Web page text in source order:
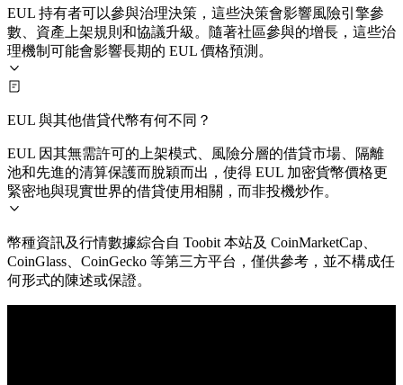
EUL 持有者可以參與治理決策，這些決策會影響風險引擎參
數、資產上架規則和協議升級。隨著社區參與的增長，這些治
理機制可能會影響長期的 EUL 價格預測。
EUL 與其他借貸代幣有何不同？
EUL 因其無需許可的上架模式、風險分層的借貸市場、隔離
池和先進的清算保護而脫穎而出，使得 EUL 加密貨幣價格更
緊密地與現實世界的借貸使用相關，而非投機炒作。
幣種資訊及行情數據綜合自 Toobit 本站及 CoinMarketCap、
CoinGlass、CoinGecko 等第三方平台，僅供參考，並不構成任
何形式的陳述或保證。